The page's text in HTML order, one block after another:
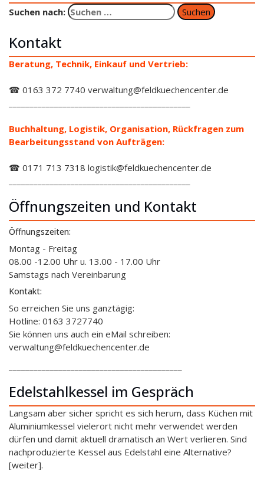
Suchen nach:
Kontakt
Beratung, Technik, Einkauf und Vertrieb:
☎ 0163 372 7740 verwaltung@feldkuechencenter.de
Buchhaltung, Logistik, Organisation, Rückfragen zum
Bearbeitungsstand von Aufträgen:
☎ 0171 713 7318 logistik@feldkuechencenter.de
Öffnungszeiten und Kontakt
Öffnungszeiten:
Montag - Freitag
08.00 -12.00 Uhr u. 13.00 - 17.00 Uhr
Samstags nach Vereinbarung
Kontakt:
So erreichen Sie uns ganztägig:
Hotline: 0163 3727740
Sie können uns auch ein eMail schreiben:
verwaltung@feldkuechencenter.de
Edelstahlkessel im Gespräch
Langsam aber sicher spricht es sich herum, dass Küchen mit
Aluminiumkessel vielerort nicht mehr verwendet werden
dürfen und damit aktuell dramatisch an Wert verlieren. Sind
nachproduzierte Kessel aus Edelstahl eine Alternative?
[weiter].